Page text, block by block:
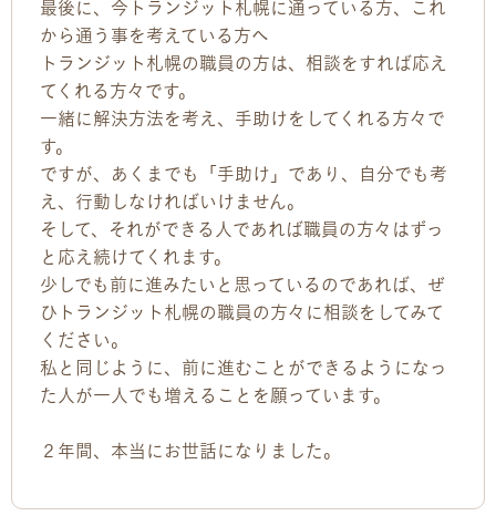
最後に、今トランジット札幌に通っている方、これ
から通う事を考えている方へ
トランジット札幌の職員の方は、相談をすれば応え
てくれる方々です。
一緒に解決方法を考え、手助けをしてくれる方々で
す。
ですが、あくまでも「手助け」であり、自分でも考
え、行動しなければいけません。
そして、それができる人であれば職員の方々はずっ
と応え続けてくれます。
少しでも前に進みたいと思っているのであれば、ぜ
ひトランジット札幌の職員の方々に相談をしてみて
ください。
私と同じように、前に進むことができるようになっ
た人が一人でも増えることを願っています。
２年間、本当にお世話になりました。